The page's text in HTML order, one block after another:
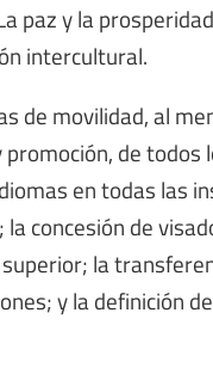
paz y la
intercultural.
de movilidad, al
de
en todas las
concesión de
la
y la definición